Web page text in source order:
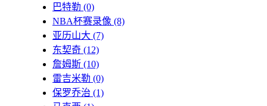
巴特勒 (0)
NBA杯赛录像 (8)
亚历山大 (7)
东契奇 (12)
詹姆斯 (10)
雷吉米勒 (0)
保罗乔治 (1)